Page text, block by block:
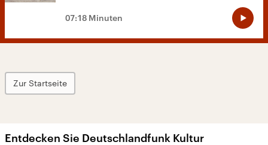
07:18 Minuten
Zur Startseite
Entdecken Sie Deutschlandfunk Kultur